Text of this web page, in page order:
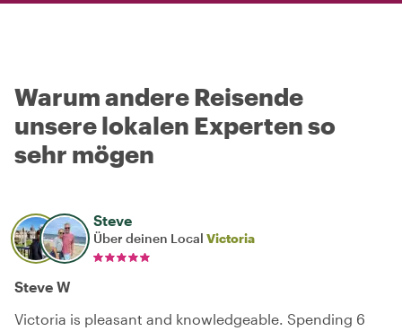
Warum andere Reisende
unsere lokalen Experten so
sehr mögen
Steve
Über deinen Local Victoria
Steve W
Victoria is pleasant and knowledgeable. Spending 6